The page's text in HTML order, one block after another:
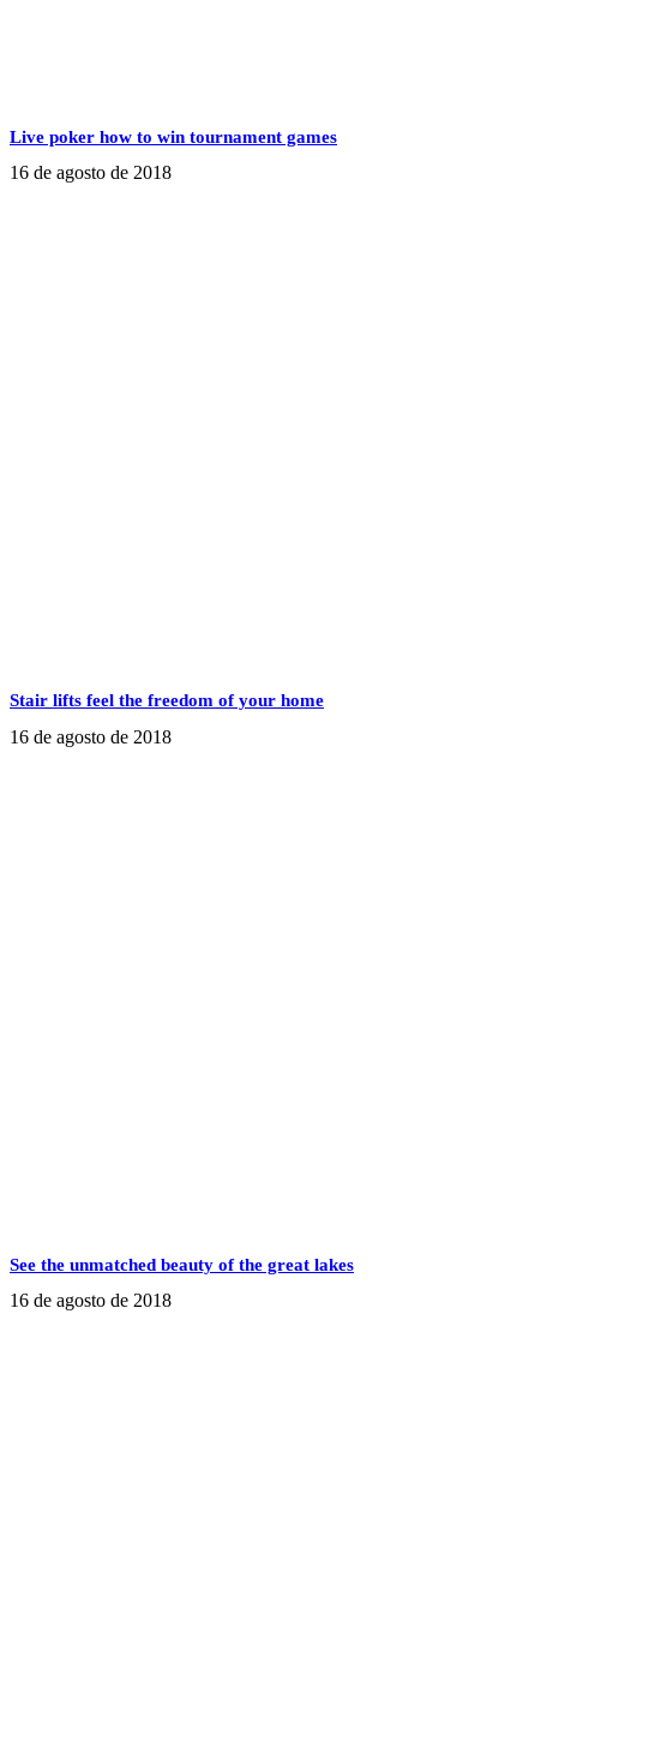
Live poker how to win tournament games
16 de agosto de 2018
Stair lifts feel the freedom of your home
16 de agosto de 2018
See the unmatched beauty of the great lakes
16 de agosto de 2018